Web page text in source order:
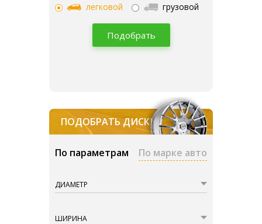
легковой грузовой
Подобрать
ПОДОБРАТЬ ДИСКИ
По параметрам По марке авто
ДИАМЕТР
ШИРИНА